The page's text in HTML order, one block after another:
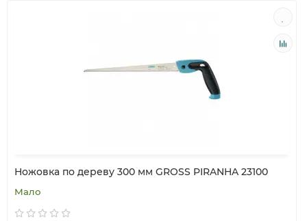
Ножовка по дереву 300 мм GROSS PIRANHA 23100
Мало